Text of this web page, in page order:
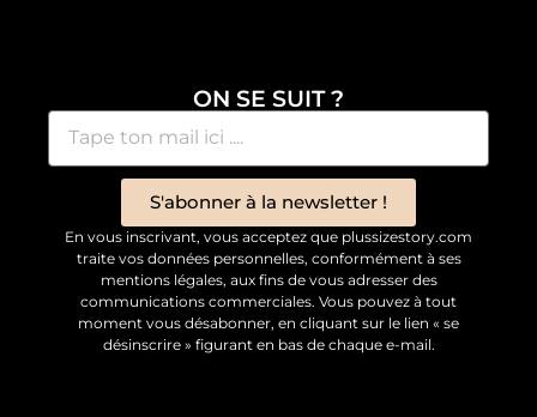
ON SE SUIT ?
S'abonner à la newsletter !
En vous inscrivant, vous acceptez que plussizestory.com
traite vos données personnelles, conformément à ses
mentions légales, aux fins de vous adresser des
communications commerciales. Vous pouvez à tout
moment vous désabonner, en cliquant sur le lien « se
désinscrire » figurant en bas de chaque e-mail.